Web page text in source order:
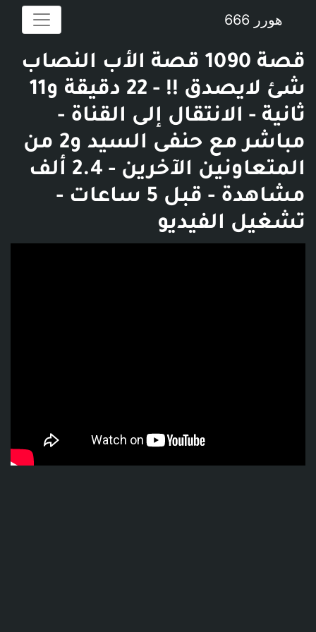
هورر 666
قصة 1090 قصة الأب النصاب
شئ لايصدق !! - 22 دقيقة و11
ثانية - الانتقال إلى القناة -
‫مباشر مع حنفى السيد و2 من
المتعاونين الآخرين - 2.4 ألف
مشاهدة - قبل 5 ساعات -
تشغيل الفيديو